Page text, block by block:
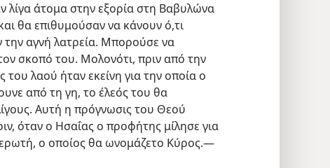
λίγα άτομα στην εξορία στη Βαβυλώνα
θα επιθυμούσαν να κάνουν ό,τι
αγνή λατρεία. Μπορούσε να
σκοπό του. Μολονότι, πριν από την
λαού ήταν εκείνη για την οποία ο
από τη γη, το έλεός του θα
Αυτή η πρόγνωσις του Θεού
όταν ο Ησαΐας ο προφήτης μίλησε για
ο οποίος θα ωνομάζετο Κύρος.—